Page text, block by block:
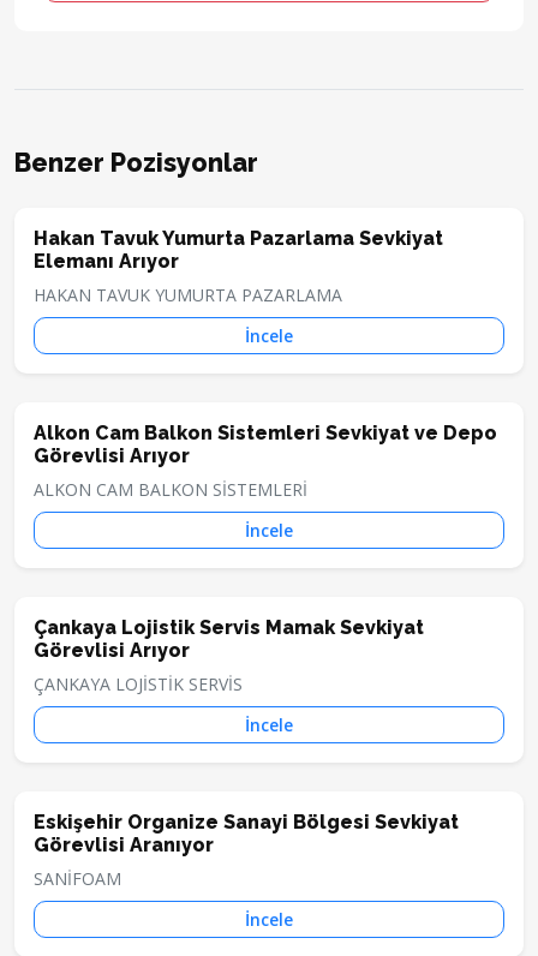
Benzer Pozisyonlar
Hakan Tavuk Yumurta Pazarlama Sevkiyat
Elemanı Arıyor
HAKAN TAVUK YUMURTA PAZARLAMA
İncele
Alkon Cam Balkon Sistemleri Sevkiyat ve Depo
Görevlisi Arıyor
ALKON CAM BALKON SİSTEMLERİ
İncele
Çankaya Lojistik Servis Mamak Sevkiyat
Görevlisi Arıyor
ÇANKAYA LOJİSTİK SERVİS
İncele
Eskişehir Organize Sanayi Bölgesi Sevkiyat
Görevlisi Aranıyor
SANİFOAM
İncele